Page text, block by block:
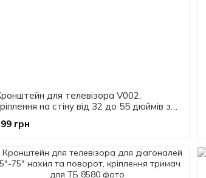
для телевізора V002,
на стіну від 32 до 55 дюймів з
грн